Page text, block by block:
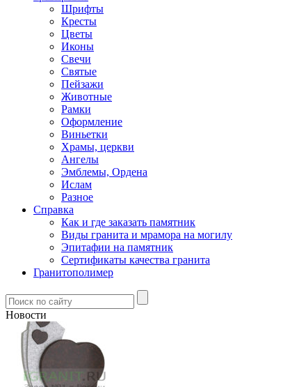
Шрифты
Кресты
Цветы
Иконы
Свечи
Святые
Пейзажи
Животные
Рамки
Оформление
Виньетки
Храмы, церкви
Ангелы
Эмблемы, Ордена
Ислам
Разное
Справка
Как и где заказать памятник
Виды гранита и мрамора на могилу
Эпитафии на памятник
Сертификаты качества гранита
Гранитополимер
Новости